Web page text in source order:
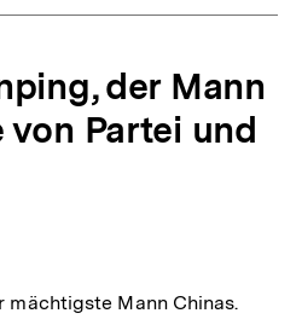
der Mann
von Partei und
Mann Chinas.